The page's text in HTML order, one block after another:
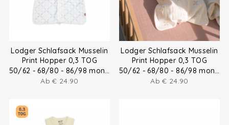
Lodger Schlafsack Musselin
Print Hopper 0,3 TOG
50/62 - 68/80 - 86/98 months
Ab€ 24.90
Lodger Schlafsack Musselin
Print Hopper 0,3 TOG
50/62 - 68/80 - 86/98 months
Ab€ 24.90